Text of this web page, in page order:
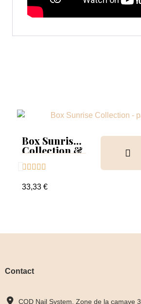
Box Sunrise
Collection &
    
33,33 €
Contact
COD Nail System, Zone de la camave 3,